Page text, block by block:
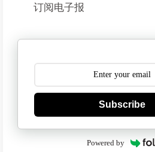
订阅电子报
Subscribe
Powered by